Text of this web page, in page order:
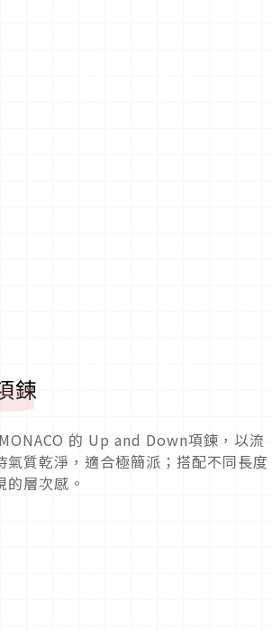
鍊
的 Up and Down項鍊，以流
質乾淨，適合極簡派；搭配不同長度
層次感。